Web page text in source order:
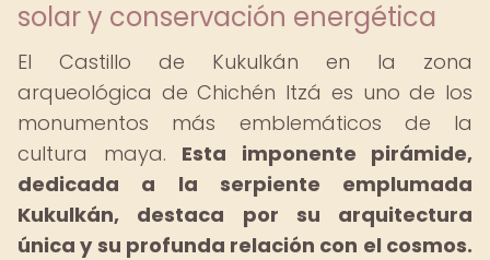
solar y conservación energética
El Castillo de Kukulkán en la zona
arqueológica de Chichén Itzá es uno de los
monumentos más emblemáticos de la
cultura maya. Esta imponente pirámide,
dedicada a la serpiente emplumada
Kukulkán, destaca por su arquitectura
única y su profunda relación con el cosmos.